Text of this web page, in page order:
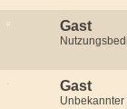
Gast
Gast
Unbekannter